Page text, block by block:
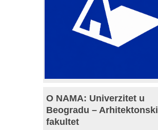
O NAMA: Univerzitet u
Beogradu – Arhitektonski
fakultet